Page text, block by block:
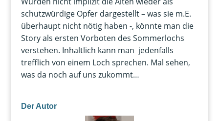
schutzwürdige Opfer dargestellt – was sie m.E.
überhaupt nicht nötig haben -, könnte man die
Story als ersten Vorboten des Sommerlochs
verstehen. Inhaltlich kann man jedenfalls
trefflich von einem Loch sprechen. Mal sehen,
was da noch auf uns zukommt…
Der Autor